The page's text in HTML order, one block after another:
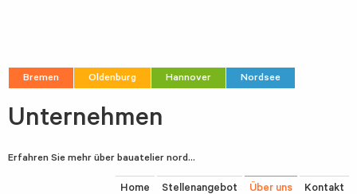
Bremen Oldenburg Hannover Nordsee
Unternehmen
Erfahren Sie mehr über bauatelier nord…
Home Stellenangebot Über uns Kontakt